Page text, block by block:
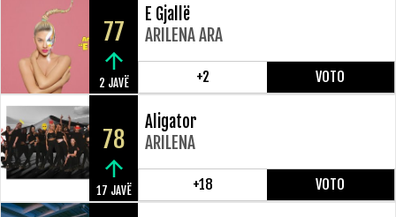
77
2 JAVË
E Gjallë
ARILENA ARA
+2 VOTO
78
17 JAVË
Aligator
ARILENA
+18 VOTO